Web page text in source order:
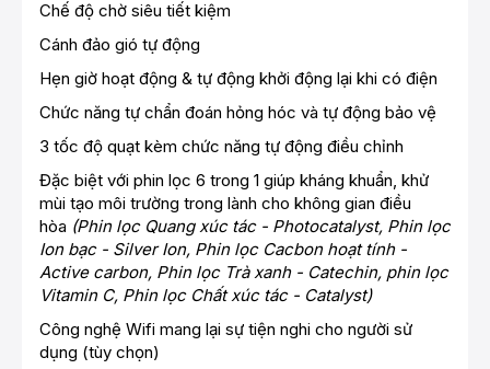
Chế độ chờ siêu tiết kiệm
Cánh đảo gió tự động
Hẹn giờ hoạt động & tự động khởi động lại khi có điện
Chức năng tự chẩn đoán hỏng hóc và tự động bảo vệ
3 tốc độ quạt kèm chức năng tự động điều chỉnh
Đặc biệt với phin lọc 6 trong 1 giúp kháng khuẩn, khử
mùi tạo môi trường trong lành cho không gian điều
hòa (Phin lọc Quang xúc tác - Photocatalyst, Phin lọc
Ion bạc - Silver Ion, Phin lọc Cacbon hoạt tính -
Active carbon, Phin lọc Trà xanh - Catechin, phin lọc
Vitamin C, Phin lọc Chất xúc tác - Catalyst)
Công nghệ Wifi mang lại sự tiện nghi cho người sử
dụng (tùy chọn)